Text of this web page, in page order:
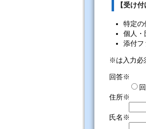
【受け
特定の
個人・
添付フ
※は入力必
回答※
住所※
氏名※